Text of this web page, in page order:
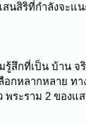
นสิริที่กำลังจะแ
กที่เป็น บ้าน จริ
กหลากหลาย ทา
ระราม 2 ของแ